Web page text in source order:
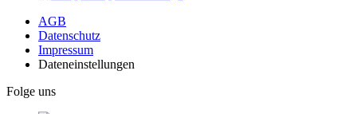
AGB
Datenschutz
Impressum
Dateneinstellungen
Folge uns